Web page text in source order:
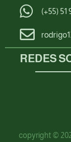
(+55) 51
REDES
copyright ©